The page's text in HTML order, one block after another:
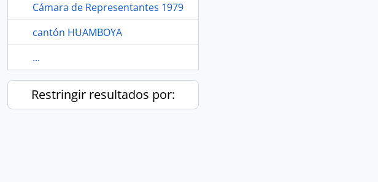
Cámara de Representantes 1979
cantón HUAMBOYA
...
Restringir resultados por: